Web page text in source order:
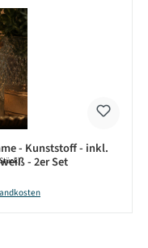
- Kunststoff - inkl.
- 2er Set